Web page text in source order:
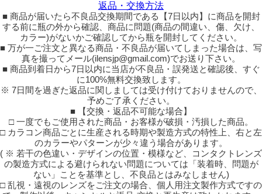
返品・交換方法
■ 商品が届いたら不良品交換期間である【7日以内】に商品を開封
する前に瓶の外から確認、商品に問題(商品の間違い、傷、欠け、
カラー)がないかご確認してから瓶を開封してください。
■ 万が一ご注文と異なる商品・不良品が届いてしまった場合は、写
真を撮ってメール(ilensjp@gmail.com)でお送り下さい。
■ 商品到着日から7日以内に当店が不良品・誤発送と確認後、すぐ
に100%無料交換致します。
※ 7日間を過ぎた返品に関しましては受け付けておりませんので、
予めご了承ください。
■ 【交換・返品不可能な場合】
□ 一度でもご使用された商品・お客様が破損・汚損した商品。
□ カラコン商品ごとに生産される時期や製造方式の特性上、右と左
のカラーやパターンが少々違う場合があります。
( ※ 若干の色違い・デザインの位置・模様など、コンタクトレンズ
の製造方式による避けられない問題については「装着時、問題が
ない」ことを基準とし、不良品とはみなしません)
□ 乱視・遠視のレンズをご注文の場合、個人用注文製作方式ですの